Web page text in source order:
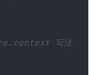
写法